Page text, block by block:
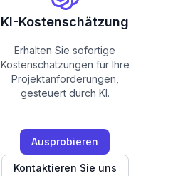
KI-Kostenschätzung
Erhalten Sie sofortige
Kostenschätzungen für Ihre
Projektanforderungen,
gesteuert durch KI.
Ausprobieren
Kontaktieren Sie uns